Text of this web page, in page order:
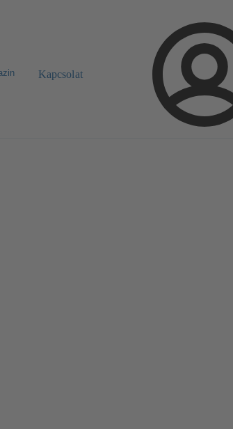
Kapcsolat